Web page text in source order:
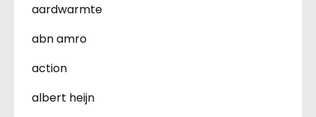
aardwarmte
abn amro
action
albert heijn